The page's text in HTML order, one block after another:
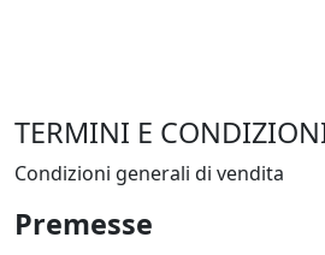
TERMINI E
Condizioni generali di vendita
Premesse